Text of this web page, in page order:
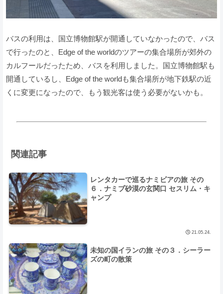
バスの利用は、国立博物館駅が開通していなかったので、バス
で行ったのと、Edge of the worldのツアーの集合場所が郊外の
カルフールだったため、バスを利用しました。国立博物館駅も
開通しているし、Edge of the worldも集合場所が地下鉄駅の近
くに変更になったので、もう観光客は使う必要がないかも。
関連記事
レンタカーで巡るナミビアの旅 その
６．ナミブ砂漠の玄関口 セスリム・キ
ャンプ
21.05.24.
未知の国イランの旅 その３．シーラー
ズの町の散策